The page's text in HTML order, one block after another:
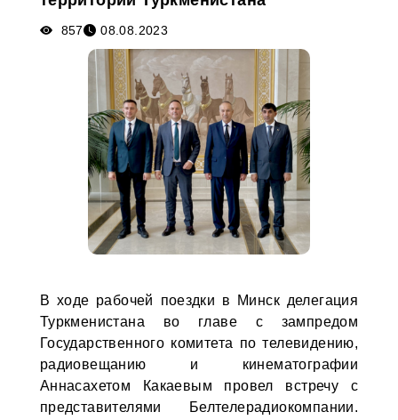
857 08.08.2023
В ходе рабочей поездки в Минск делегация
Туркменистана во главе с зампредом
Государственного комитета по телевидению,
радиовещанию и кинематографии
Аннасахетом Какаевым провел встречу с
представителями Белтелерадиокомпании.